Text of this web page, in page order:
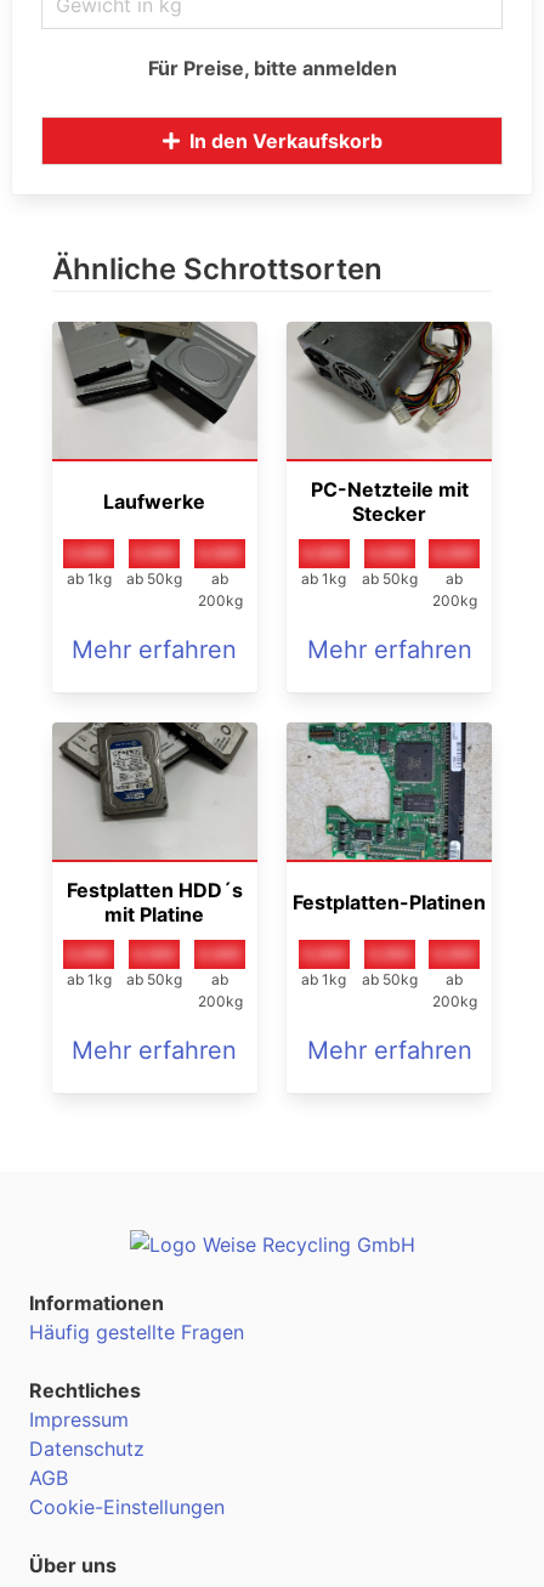
Für Preise, bitte anmelden
In den Verkaufskorb
Ähnliche Schrottsorten
Laufwerke
0,00€
ab 1kg
0,00€
ab 50kg
0,00€
ab
200kg
Mehr erfahren
PC-Netzteile mit
Stecker
0,00€
ab 1kg
0,00€
ab 50kg
0,00€
ab
200kg
Mehr erfahren
Festplatten HDD´s
mit Platine
0,00€
ab 1kg
0,00€
ab 50kg
0,00€
ab
200kg
Mehr erfahren
Festplatten-Platinen
0,00€
ab 1kg
0,00€
ab 50kg
0,00€
ab
200kg
Mehr erfahren
Informationen
Häufig gestellte Fragen
Rechtliches
Impressum
Datenschutz
AGB
Cookie-Einstellungen
Über uns